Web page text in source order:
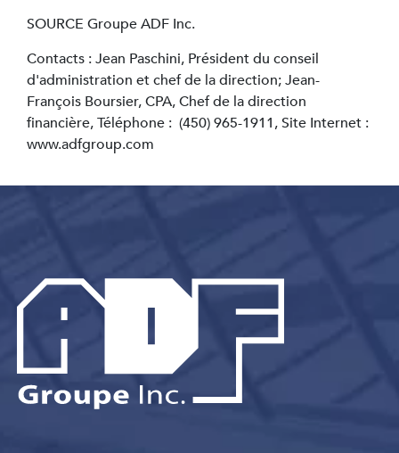
SOURCE Groupe ADF Inc.
Contacts : Jean Paschini, Président du conseil
d'administration et chef de la direction; Jean-
François Boursier, CPA, Chef de la direction
financière, Téléphone : (450) 965-1911, Site Internet :
www.adfgroup.com